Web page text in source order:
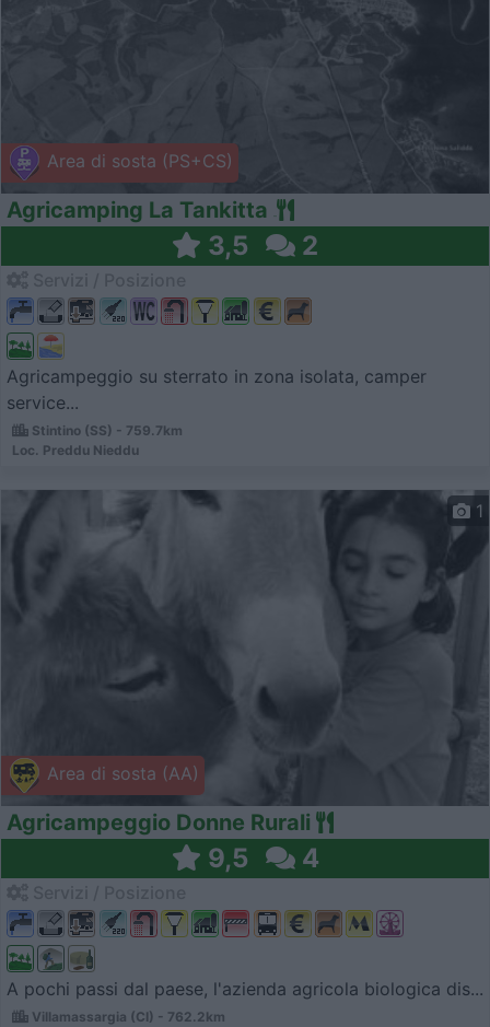
Area di sosta (PS+CS)
Agricamping La Tankitta
3,5 2
Agricampeggio su sterrato in zona isolata, camper
service...
Stintino (SS) - 759.7km
Loc. Preddu Nieddu
Area di sosta (AA)
1
Agricampeggio Donne Rurali
9,5 4
A pochi passi dal paese, l'azienda agricola biologica dis...
Villamassargia (CI) - 762.2km